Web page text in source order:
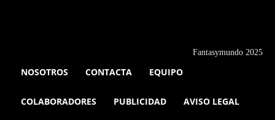
Fantasymundo 2025
NOSOTROS CONTACTA EQUIPO
COLABORADORES PUBLICIDAD AVISO LEGAL